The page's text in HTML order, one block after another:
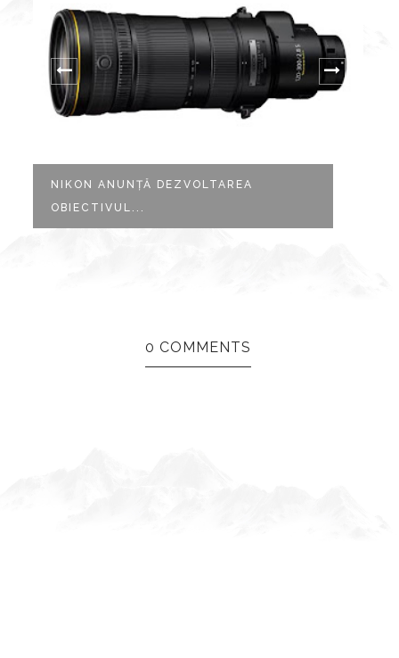
NIKON ANUNȚĂ DEZVOLTAREA
OBIECTIVUL...
0 COMMENTS